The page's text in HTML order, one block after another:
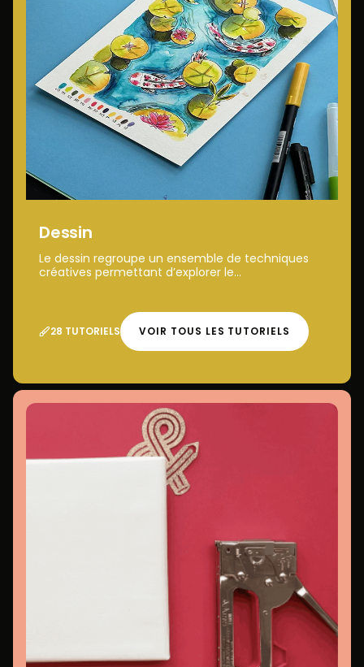
Dessin
Le dessin regroupe un ensemble de techniques
créatives permettant d’explorer le...
28 TUTORIELS VOIR TOUS LES TUTORIELS